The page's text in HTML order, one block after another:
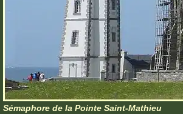
Sémaphore de la Pointe Saint-Mathieu